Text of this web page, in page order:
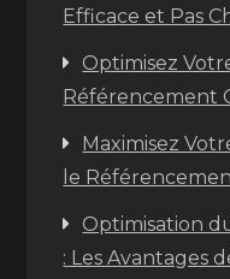
Efficace et Pas
Optimisez
Référencement
Maximisez
le
Optimisation
: Les Avantages